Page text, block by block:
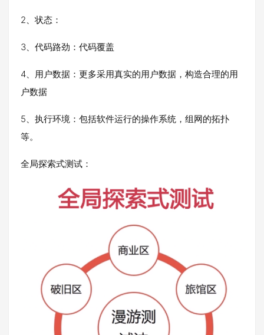
2、状态：
3、代码路劲：代码覆盖
4、用户数据：更多采用真实的用户数据，构造合理的用
户数据
5、执行环境：包括软件运行的操作系统，组网的拓扑
等。
全局探索式测试：